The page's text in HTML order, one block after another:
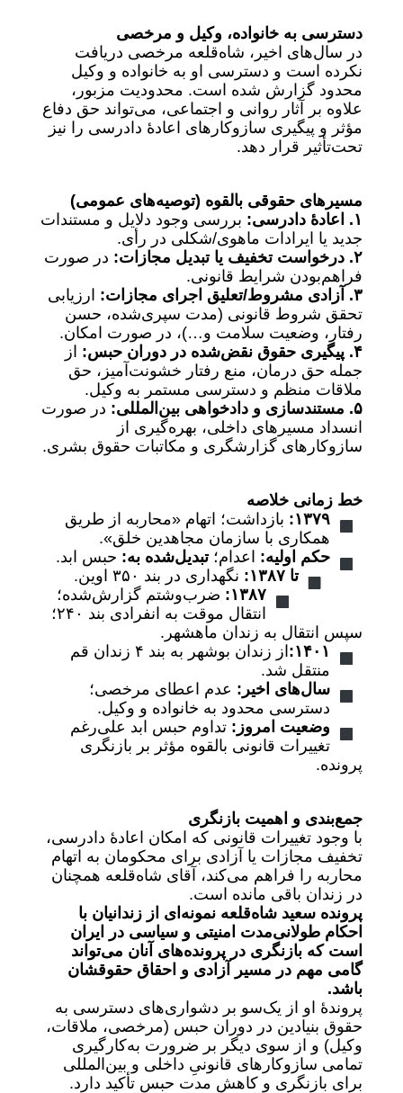
دسترسی به خانواده، وکیل و مرخصی
در سال‌های اخیر، شاه‌قلعه مرخصی دریافت
نکرده است و دسترسی او به خانواده و وکیل
محدود گزارش شده است. محدودیت مزبور،
علاوه بر آثار روانی و اجتماعی، می‌تواند حق دفاع
مؤثر و پیگیری سازوکارهای اعادهٔ دادرسی را نیز
تحت‌تأثیر قرار دهد.
مسیرهای حقوقی بالقوه (توصیه‌های عمومی‌)
۱. اعادهٔ دادرسی:
بررسی وجود دلایل و مستندات
جدید یا ایرادات ماهوی/شکلی در رأی.
۲. درخواست تخفیف یا تبدیل مجازات:
در صورت
فراهم‌بودن شرایط قانونی.
۳. آزادی مشروط/تعلیق اجرای مجازات:
ارزیابی
تحقق شروط قانونی (مدت سپری‌شده، حسن
رفتار، وضعیت سلامت و…)، در صورت امکان.
۴. پیگیری حقوق نقض‌شده در دوران حبس:
از
جمله حق درمان، منع رفتار خشونت‌آمیز، حق
ملاقات منظم و دسترسی مستمر به وکیل.
۵. مستندسازی و دادخواهی بین‌المللی:
در صورت
انسداد مسیرهای داخلی، بهره‌گیری از
سازوکارهای گزارشگری و مکاتبات حقوق بشری.
خط زمانی خلاصه
۱۳۷۹:
بازداشت؛ اتهام «محاربه از طریق
همکاری با سازمان مجاهدین خلق».
حکم اولیه: اعدام؛تبدیل‌شده به: حبس ابد.
تا ۱۳۸۷:
نگهداری در بند ۳۵۰ اوین.
۱۳۸۷:
ضرب‌وشتم گزارش‌شده؛
انتقال موقت به انفرادی بند ۲۴۰؛
سپس انتقال به زندان ماهشهر.
۱۴۰۱:
از زندان بوشهر به بند ۴ زندان قم
منتقل شد.
سال‌های اخیر: عدم اعطای مرخصی؛
دسترسی محدود به خانواده و وکیل.
وضعیت امروز: تداوم حبس ابد علی‌رغم
تغییرات قانونی بالقوه مؤثر بر بازنگری
پرونده.
جمع‌بندی و اهمیت بازنگری
با وجود تغییرات قانونی که امکان اعادهٔ دادرسی،
تخفیف مجازات یا آزادی برای محکومان به اتهام
محاربه را فراهم می‌کند، آقای شاه‌قلعه همچنان
در زندان باقی مانده است.
پرونده سعید شاه‌قلعه نمونه‌ای از زندانیان با
احکام طولانی‌مدت امنیتی و سیاسی در ایران
است که بازنگری در پرونده‌های آنان می‌تواند
گامی مهم در مسیر آزادی و احقاق حقوقشان
باشد.
پروندهٔ او از یک‌سو بر دشواری‌های دسترسی به
حقوق بنیادین در دوران حبس (مرخصی، ملاقات،
وکیل) و از سوی دیگر بر ضرورت به‌کارگیری
تمامی سازوکارهای قانونیِ داخلی و بین‌المللی
برای بازنگری و کاهش مدت حبس تأکید دارد.